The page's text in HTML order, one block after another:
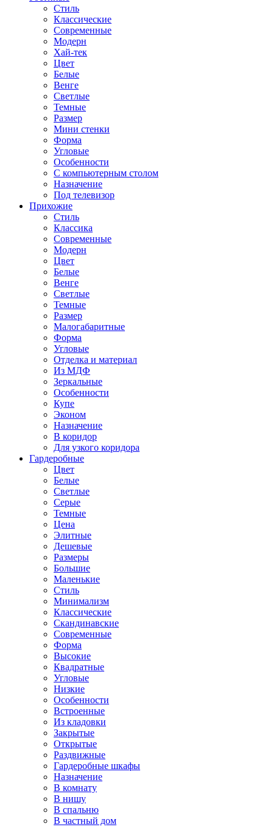
Стиль
Классические
Современные
Модерн
Хай-тек
Цвет
Белые
Венге
Светлые
Темные
Размер
Мини стенки
Форма
Угловые
Особенности
С компьютерным столом
Назначение
Под телевизор
Прихожие
Стиль
Классика
Современные
Модерн
Цвет
Белые
Венге
Светлые
Темные
Размер
Малогабаритные
Форма
Угловые
Отделка и материал
Из МДФ
Зеркальные
Особенности
Купе
Эконом
Назначение
В коридор
Для узкого коридора
Гардеробные
Цвет
Белые
Светлые
Серые
Темные
Цена
Элитные
Дешевые
Размеры
Большие
Маленькие
Стиль
Минимализм
Классические
Скандинавские
Современные
Форма
Высокие
Квадратные
Угловые
Низкие
Особенности
Встроенные
Из кладовки
Закрытые
Открытые
Раздвижные
Гардеробные шкафы
Назначение
В комнату
В нишу
В спальню
В частный дом